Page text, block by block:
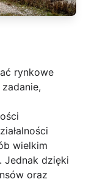
rynkowe
wielkim
Jednak dzięki
oraz